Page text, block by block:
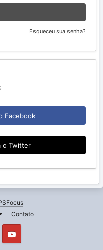
Esqueceu sua senha?
Facebook
o Twitter
Contato
Instagram